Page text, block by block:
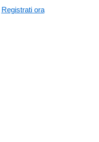
Registrati ora